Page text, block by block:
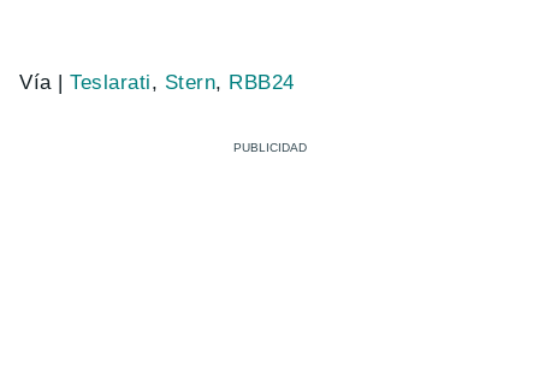
Vía |Teslarati, Stern, RBB24